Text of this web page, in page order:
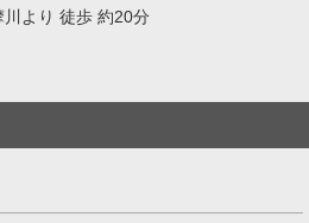
より 徒歩 約20分